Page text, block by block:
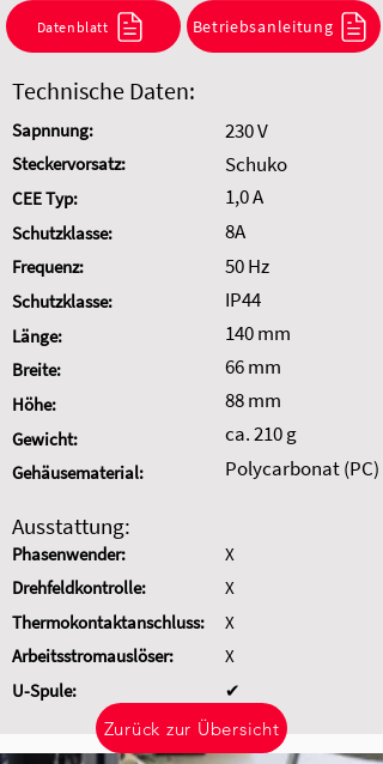
Kombination anzufragen.
Datenblatt Betriebsanleitung
Technische Daten:
Sapnnung:
Steckervorsatz:
CEE Typ:
Schutzklasse:
Frequenz:
Schutzklasse:
Länge:
Breite:
Höhe:
Gewicht:
Gehäusematerial:
230 V
Schuko
1,0 A
8A
50 Hz
IP44
140 mm
66 mm
88 mm
ca. 210 g
Polycarbonat (PC)
Ausstattung:
Phasenwender:
Drehfeldkontrolle:
Thermokontaktanschluss:
Arbeitsstromauslöser:
U-Spule:
X
X
X
X
✔
Zurück zur Übersicht